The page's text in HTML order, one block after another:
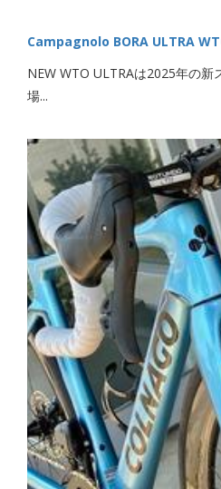
Campagnolo BORA ULTRA
NEW WTO ULTRAは2025年の新
場...